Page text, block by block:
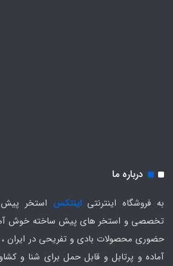
درباره ما
به فروشگاه اینترنتیاینتکس استخر
تخصصی و استخر های پیش ساخته خوش
حضوری محصولات بادی و تفریحی در ایران ،
آماده و پرتابل و قابل حمل برای شنا و